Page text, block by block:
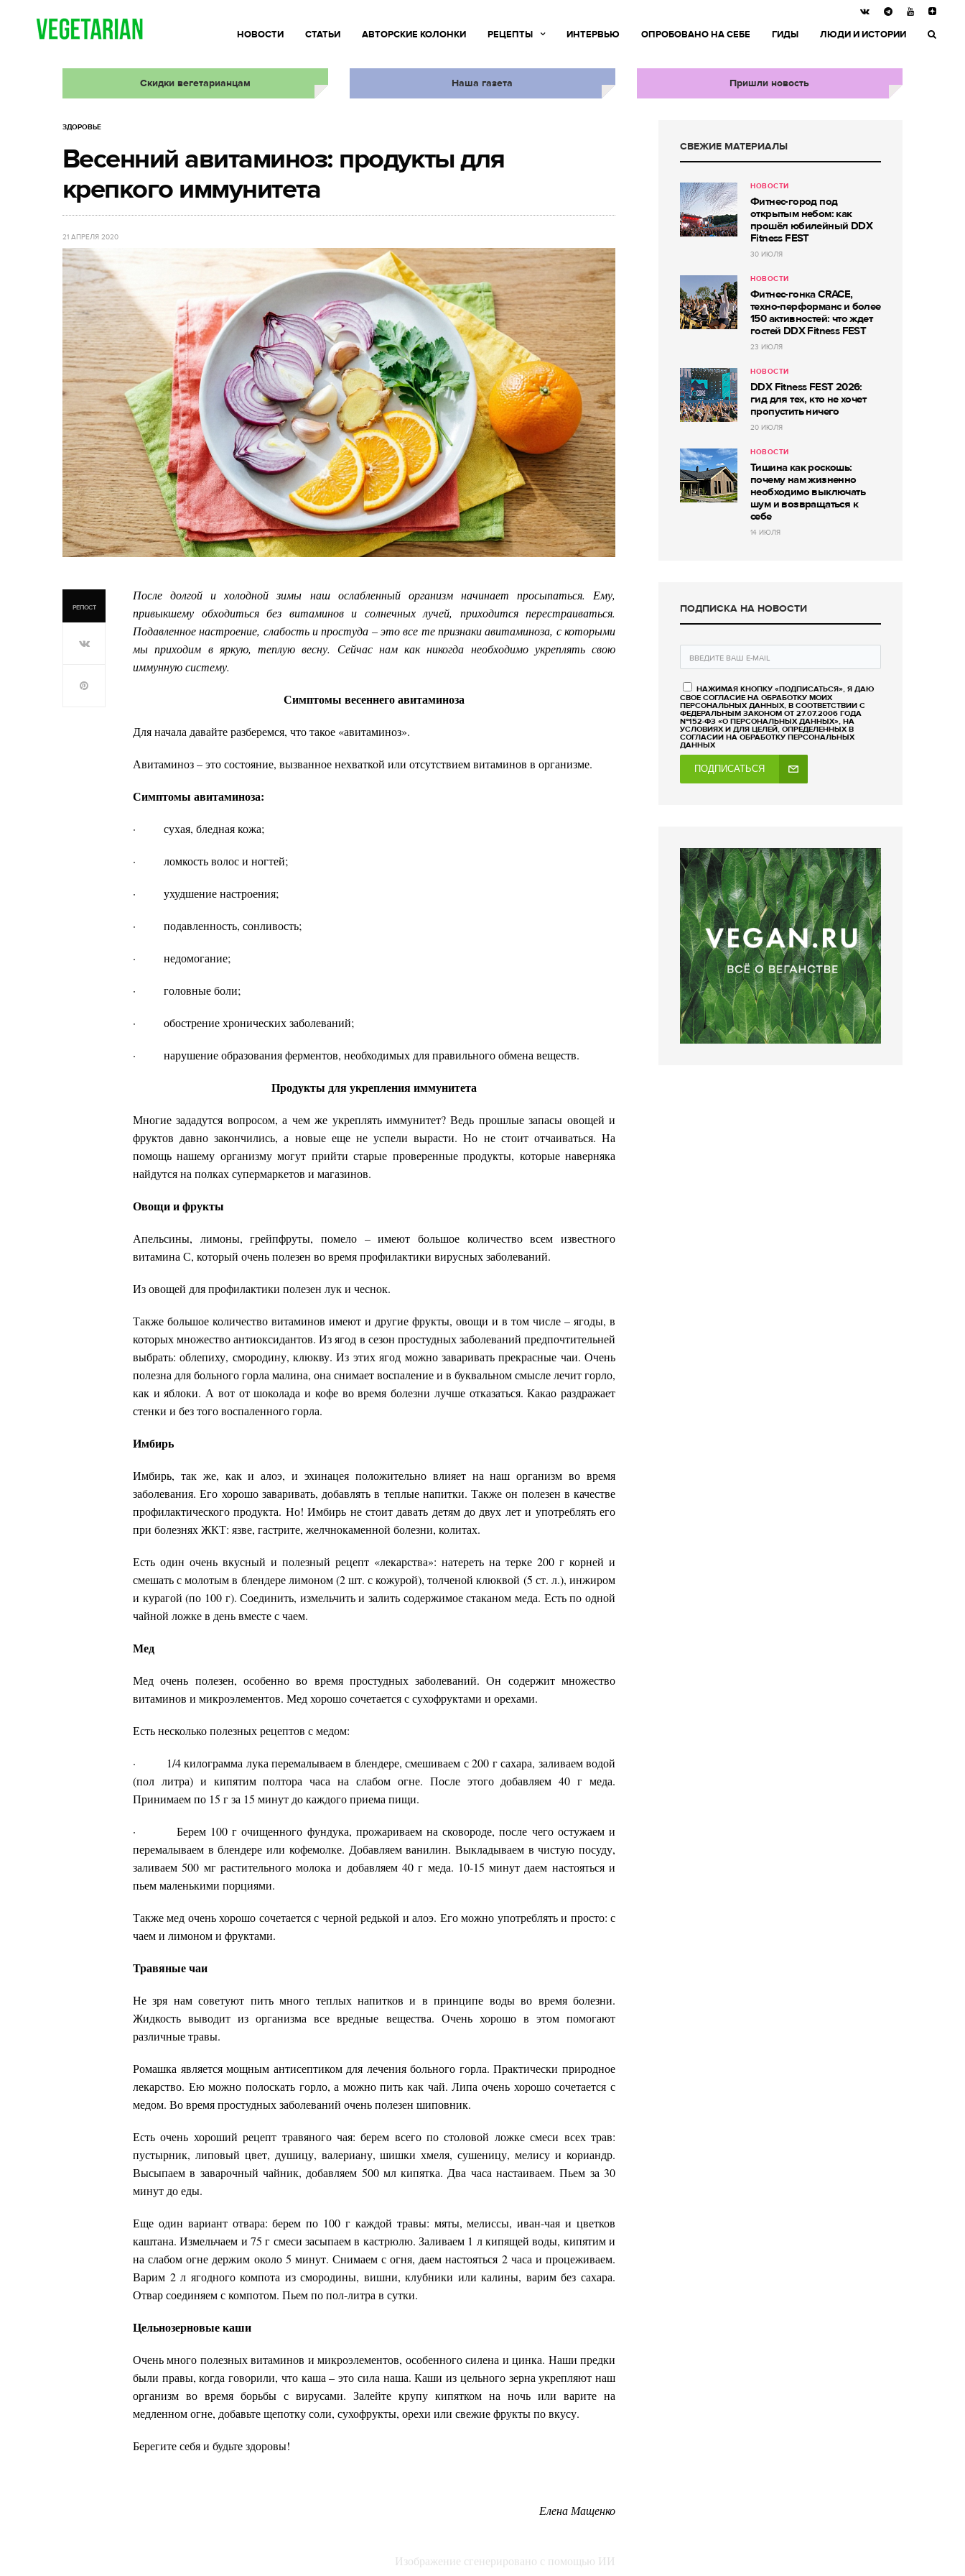
НОВОСТИ СТАТЬИ АВТОРСКИЕ КОЛОНКИ РЕЦЕПТЫ ИНТЕРВЬЮ ОПРОБОВАНО НА СЕБЕ ГИДЫ ЛЮДИ И ИСТОРИИ
Скидки вегетарианцам Наша газета Пришли новость
ЗДОРОВЬЕ
Весенний авитаминоз: продукты для
крепкого иммунитета
21 АПРЕЛЯ 2020
РЕПОСТ
После долгой и холодной зимы наш ослабленный организм начинает просыпаться. Ему,
привыкшему обходиться без витаминов и солнечных лучей, приходится перестраиваться.
Подавленное настроение, слабость и простуда – это все те признаки авитаминоза, с которыми
мы приходим в яркую, теплую весну. Сейчас нам как никогда необходимо укреплять свою
иммунную систему.
Симптомы весеннего авитаминоза
Для начала давайте разберемся, что такое «авитаминоз».
Авитаминоз – это состояние, вызванное нехваткой или отсутствием витаминов в организме.
Симптомы авитаминоза:
· сухая, бледная кожа;
· ломкость волос и ногтей;
· ухудшение настроения;
· подавленность, сонливость;
· недомогание;
· головные боли;
· обострение хронических заболеваний;
· нарушение образования ферментов, необходимых для правильного обмена веществ.
Продукты для укрепления иммунитета
Многие зададутся вопросом, а чем же укреплять иммунитет? Ведь прошлые запасы овощей и
фруктов давно закончились, а новые еще не успели вырасти. Но не стоит отчаиваться. На
помощь нашему организму могут прийти старые проверенные продукты, которые наверняка
найдутся на полках супермаркетов и магазинов.
Овощи и фрукты
Апельсины, лимоны, грейпфруты, помело – имеют большое количество всем известного
витамина С, который очень полезен во время профилактики вирусных заболеваний.
Из овощей для профилактики полезен лук и чеснок.
Также большое количество витаминов имеют и другие фрукты, овощи и в том числе – ягоды, в
которых множество антиоксидантов. Из ягод в сезон простудных заболеваний предпочтительней
выбрать: облепиху, смородину, клюкву. Из этих ягод можно заваривать прекрасные чаи. Очень
полезна для больного горла малина, она снимает воспаление и в буквальном смысле лечит горло,
как и яблоки. А вот от шоколада и кофе во время болезни лучше отказаться. Какао раздражает
стенки и без того воспаленного горла.
Имбирь
Имбирь, так же, как и алоэ, и эхинацея положительно влияет на наш организм во время
заболевания. Его хорошо заваривать, добавлять в теплые напитки. Также он полезен в качестве
профилактического продукта. Но! Имбирь не стоит давать детям до двух лет и употреблять его
при болезнях ЖКТ: язве, гастрите, желчнокаменной болезни, колитах.
Есть один очень вкусный и полезный рецепт «лекарства»: натереть на терке 200 г корней и
смешать с молотым в блендере лимоном (2 шт. с кожурой), толченой клюквой (5 ст. л.), инжиром
и курагой (по 100 г). Соединить, измельчить и залить содержимое стаканом меда. Есть по одной
чайной ложке в день вместе с чаем.
Мед
Мед очень полезен, особенно во время простудных заболеваний. Он содержит множество
витаминов и микроэлементов. Мед хорошо сочетается с сухофруктами и орехами.
Есть несколько полезных рецептов с медом:
· 1/4 килограмма лука перемалываем в блендере, смешиваем с 200 г сахара, заливаем водой
(пол литра) и кипятим полтора часа на слабом огне. После этого добавляем 40 г меда.
Принимаем по 15 г за 15 минут до каждого приема пищи.
· Берем 100 г очищенного фундука, прожариваем на сковороде, после чего остужаем и
перемалываем в блендере или кофемолке. Добавляем ванилин. Выкладываем в чистую посуду,
заливаем 500 мг растительного молока и добавляем 40 г меда. 10-15 минут даем настояться и
пьем маленькими порциями.
Также мед очень хорошо сочетается с черной редькой и алоэ. Его можно употреблять и просто: с
чаем и лимоном и фруктами.
Травяные чаи
Не зря нам советуют пить много теплых напитков и в принципе воды во время болезни.
Жидкость выводит из организма все вредные вещества. Очень хорошо в этом помогают
различные травы.
Ромашка является мощным антисептиком для лечения больного горла. Практически природное
лекарство. Ею можно полоскать горло, а можно пить как чай. Липа очень хорошо сочетается с
медом. Во время простудных заболеваний очень полезен шиповник.
Есть очень хороший рецепт травяного чая: берем всего по столовой ложке смеси всех трав:
пустырник, липовый цвет, душицу, валериану, шишки хмеля, сушеницу, мелису и кориандр.
Высыпаем в заварочный чайник, добавляем 500 мл кипятка. Два часа настаиваем. Пьем за 30
минут до еды.
Еще один вариант отвара: берем по 100 г каждой травы: мяты, мелиссы, иван-чая и цветков
каштана. Измельчаем и 75 г смеси засыпаем в кастрюлю. Заливаем 1 л кипящей воды, кипятим и
на слабом огне держим около 5 минут. Снимаем с огня, даем настояться 2 часа и процеживаем.
Варим 2 л ягодного компота из смородины, вишни, клубники или калины, варим без сахара.
Отвар соединяем с компотом. Пьем по пол-литра в сутки.
Цельнозерновые каши
Очень много полезных витаминов и микроэлементов, особенного силена и цинка. Наши предки
были правы, когда говорили, что каша – это сила наша. Каши из цельного зерна укрепляют наш
организм во время борьбы с вирусами. Залейте крупу кипятком на ночь или варите на
медленном огне, добавьте щепотку соли, сухофрукты, орехи или свежие фрукты по вкусу.
Берегите себя и будьте здоровы!
Елена Мащенко
Изображение сгенерировано с помощью ИИ
СВЕЖИЕ МАТЕРИАЛЫ
НОВОСТИ
Фитнес-город под
открытым небом: как
прошёл юбилейный DDX
Fitness FEST
30 ИЮЛЯ
НОВОСТИ
Фитнес-гонка CRACE,
техно-перформанс и более
150 активностей: что ждет
гостей DDX Fitness FEST
23 ИЮЛЯ
НОВОСТИ
DDX Fitness FEST 2026:
гид для тех, кто не хочет
пропустить ничего
20 ИЮЛЯ
НОВОСТИ
Тишина как роскошь:
почему нам жизненно
необходимо выключать
шум и возвращаться к
себе
14 ИЮЛЯ
ПОДПИСКА НА НОВОСТИ
НАЖИМАЯ КНОПКУ «ПОДПИСАТЬСЯ», Я ДАЮ
СВОЕ СОГЛАСИЕ НА ОБРАБОТКУ МОИХ
ПЕРСОНАЛЬНЫХ ДАННЫХ, В СООТВЕТСТВИИ С
ФЕДЕРАЛЬНЫМ ЗАКОНОМ ОТ 27.07.2006 ГОДА
№152-ФЗ «О ПЕРСОНАЛЬНЫХ ДАННЫХ», НА
УСЛОВИЯХ И ДЛЯ ЦЕЛЕЙ, ОПРЕДЕЛЕННЫХ В
СОГЛАСИИ НА ОБРАБОТКУ ПЕРСОНАЛЬНЫХ
ДАННЫХ
ПОДПИСАТЬСЯ